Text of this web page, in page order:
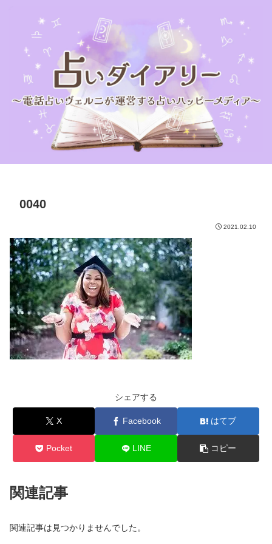
0040
2021.02.10
シェアする
X Facebook はてブ
Pocket LINE コピー
関連記事
関連記事は見つかりませんでした。